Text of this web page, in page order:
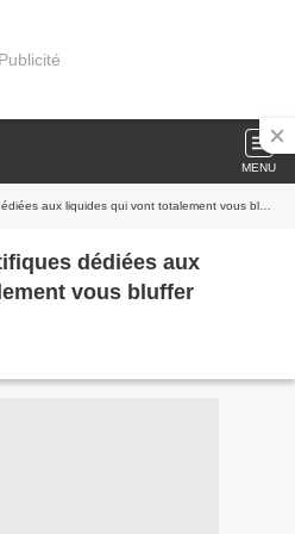
Publicité
MENU
aux liquides qui vont totalement vous bluffer
dédiées aux
vous bluffer